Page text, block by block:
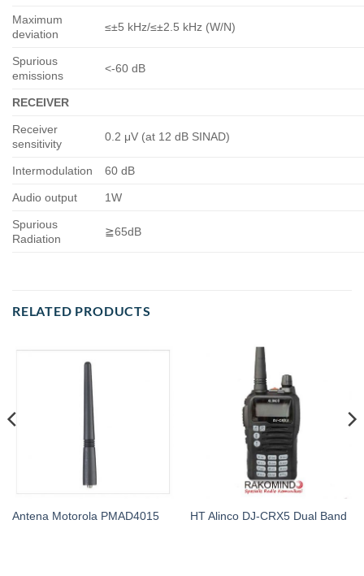
Maximum
deviation
≤±5 kHz/≤±2.5 kHz (W/N)
Spurious
emissions
<-60 dB
RECEIVER
Receiver
sensitivity
0.2 μV (at 12 dB SINAD)
Intermodulation 60 dB
Audio output 1W
Spurious
Radiation
≧65dB
RELATED PRODUCTS
Antena Motorola PMAD4015 HT Alinco DJ-CRX5 Dual Band